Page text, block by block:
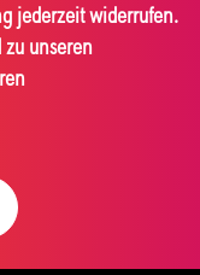
jederzeit widerrufen.
unseren